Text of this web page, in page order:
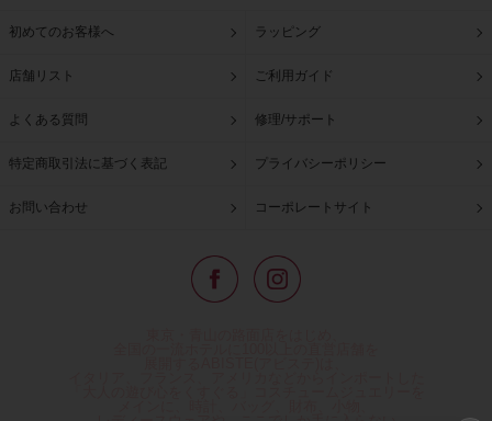
初めてのお客様へ ラッピング
店舗リスト ご利用ガイド
よくある質問 修理/サポート
特定商取引法に基づく表記 プライバシーポリシー
お問い合わせ コーポレートサイト